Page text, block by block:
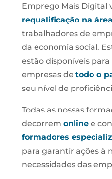
Emprego Mais Digital
requalificação na
trabalhadores de
da economia social.
estão disponíveis para
empresas de todo o
seu nível de
Todas as nossas
decorrem online e
formadores
para garantir ações à
necessidades das